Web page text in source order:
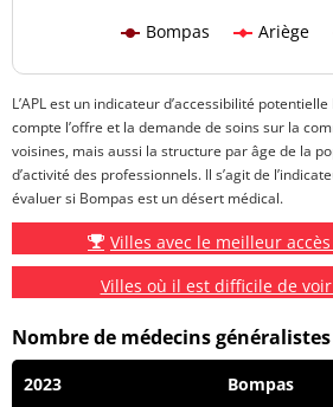
Bompas Ariège
L’APL est un indicateur d’accessibilité
compte l’offre et la demande de soins sur la
voisines, mais aussi la structure par âge de la
d’activité des professionnels. Il s’agit de
évaluer si Bompas est un désert médical.
Villes avec le meilleur
Villes où il est difficile de
Nombre de médecins
2023 Bompas